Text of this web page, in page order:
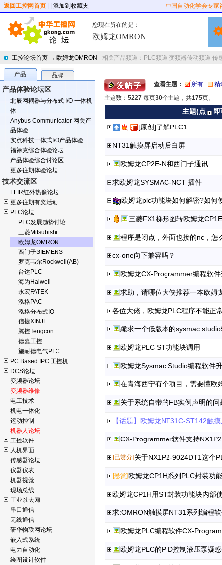
返回工控网首页 | 添加到收藏夹 中国自动化学会专家
您现在所在的是：
欧姆龙OMRON
工控论坛首页 → 欧姆龙OMRON 相关产品频道： PLC频道 变频器传动频道 传
产品 品牌
产品体验论坛区
北辰网耦器与分布式 I/O 一体机
体
Anybus Communicator 网关产
品体验
实点科技一体式I/O产品体验
福禄克综合体验论坛
产品体验综合讨论区
更多往期体验论坛
技术交流区
FLIR红外热像论坛
更多往期有奖活动
PLC论坛
PLC发展趋势讨论
三菱Mitsubishi
欧姆龙OMRON
西门子SIEMENS
罗克韦尔Rockwell(AB)
台达PLC
海为Haiwell
永宏FATEK
泓格PAC
泓格分布式IO
信捷XINJE
腾控Tengcon
德嘉工控
施耐德电气PLC
PC Based IPC 工控机
DCS论坛
变频器论坛
变频器维修
电工技术
机电一体化
运动控制
机器人论坛
工控软件
人机界面
传感器论坛
仪器仪表
机器视觉
现场总线
工业以太网
串口通信
无线通信
研华物联网论坛
嵌入式系统
电力自动化
绘图设计软件
查看主题： 所有
精
主题数： 5227 每页30个主题，共175页。
主题(点
[原创]了解PLC1
NT31触摸屏启动后白屏
欧姆龙CP2E-N和西门子通讯
求欧姆龙SYSMAC-NCT 插件
欧姆龙plc功能块如何解密?如何
三菱FX1梯形图转欧姆龙
程序是闭点，外面也接的nc，怎
cx-one向下兼容吗？
欧姆龙CX-Programmer编程软件
求助，请哪位大侠推荐一本欧姆
各位大佬，欧姆龙PLC程序不能正
跪求一个低版本的sysmac
欧姆龙PLC ST功能块调用
欧姆龙Sysmac Studio编程软件
在青海西宁有个项目，需要懂欧
关于系统自带的FB实例声明的问
CX-Programmer软件支持
[已赏分]
[悬赏]欧姆龙CP1H系列PLC封装功
欧姆龙CP1H用ST封装功能块内部
求:OMRON触摸屏NT31系列编程
欧姆龙PLC编程软件CX-
欧姆龙PLC的PID控制液压泵疑